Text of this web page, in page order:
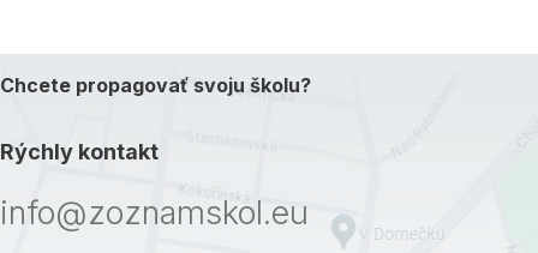
Chcete propagovať svoju školu?
Rýchly kontakt
info@zoznamskol.eu